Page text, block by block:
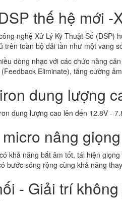
thế hệ mới
nghệ Xử Lý Kỹ Thuật Số
trên toàn bộ dải tần như một vang
dòng nhạc với các chức năng
Eliminate), tăng cường
dung lượng
dung lượng cao lên đến 12.8V -
nâng
khả năng bắt âm tốt, tái hiện
bước sóng rộng cùng khả năng
- Giải trí